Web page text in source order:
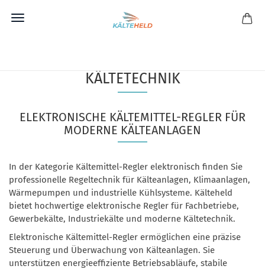
KÄLTETECHNIK
ELEKTRONISCHE KÄLTEMITTEL-REGLER FÜR
MODERNE KÄLTEANLAGEN
In der Kategorie Kältemittel-Regler elektronisch finden Sie
professionelle Regeltechnik für Kälteanlagen, Klimaanlagen,
Wärmepumpen und industrielle Kühlsysteme. Kälteheld
bietet hochwertige elektronische Regler für Fachbetriebe,
Gewerbekälte, Industriekälte und moderne Kältetechnik.
Elektronische Kältemittel-Regler ermöglichen eine präzise
Steuerung und Überwachung von Kälteanlagen. Sie
unterstützen energieeffiziente Betriebsabläufe, stabile